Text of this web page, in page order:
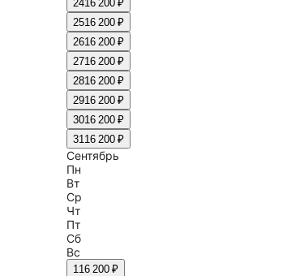
2416 200 ₽
2516 200 ₽
2616 200 ₽
2716 200 ₽
2816 200 ₽
2916 200 ₽
3016 200 ₽
3116 200 ₽
Сентябрь
Пн
Вт
Ср
Чт
Пт
Сб
Вс
116 200 ₽